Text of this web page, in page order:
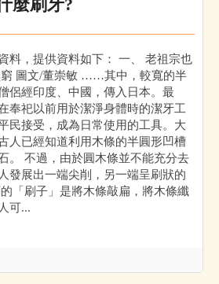
麼刷牙?
料，提供資料如下： 一、 老祖宗也
窮 圖文/董崇敏 ……其中，較寬的半
侶經印度、中國，傳入日本。最
奉祀以前用於潔淨身體時的潔牙工
民接受，成為日常使用的工具。大
人已經知道利用木條的半圓形凹槽
。 不過，由於圓木條並不能充分去
發展出一端尖削，另一端呈刷狀的
「刷子」是將木條敲扁，將木條纖
可...